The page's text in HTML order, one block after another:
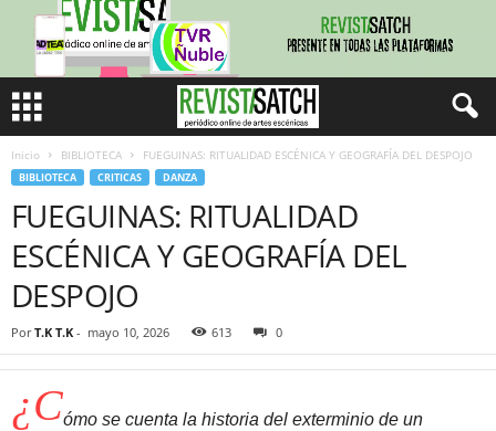
Inicio BIBLIOTECA FUEGUINAS: RITUALIDAD ESCÉNICA Y GEOGRAFÍA DEL DESPOJO
BIBLIOTECA CRITICAS DANZA
FUEGUINAS: RITUALIDAD
ESCÉNICA Y GEOGRAFÍA DEL
DESPOJO
Por T.K T.K - mayo 10, 2026 613 0
¿Cómo se cuenta la historia del exterminio de un